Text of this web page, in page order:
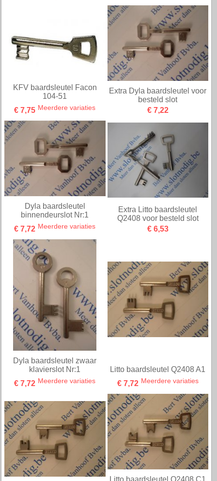
KFV baardsleutel Facon
104-51
€ 7,75 Meerdere variaties
Extra Dyla baardsleutel voor
besteld slot
€ 7,22
Dyla baardsleutel
binnendeurslot Nr:1
€ 7,72 Meerdere variaties
Extra Litto baardsleutel
Q2408 voor besteld slot
€ 6,53
Dyla baardsleutel zwaar
klavierslot Nr:1
€ 7,72 Meerdere variaties
Litto baardsleutel Q2408 A1
€ 7,72 Meerdere variaties